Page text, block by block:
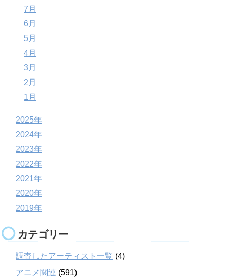
7月
6月
5月
4月
3月
2月
1月
2025年
2024年
2023年
2022年
2021年
2020年
2019年
カテゴリー
調査したアーティスト一覧 (4)
アニメ関連 (591)